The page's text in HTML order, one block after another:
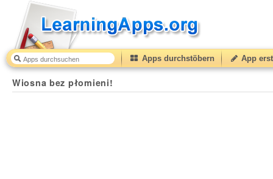
Apps durchstöbern App
Wiosna bez płomieni!